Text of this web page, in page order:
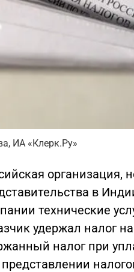
ИА «Клерк.Ру»
организация,
в
технические
удержал налог
налог при